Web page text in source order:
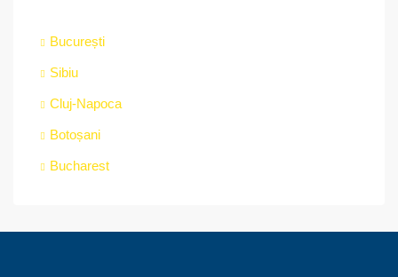
București
Sibiu
Cluj-Napoca
Botoșani
Bucharest